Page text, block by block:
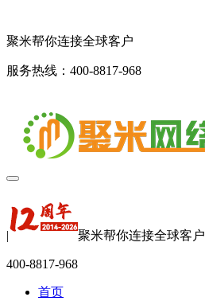
聚米帮你连接全球客户
服务热线：400-8817-968
| 聚米帮你连接全球客户
400-8817-968
首页